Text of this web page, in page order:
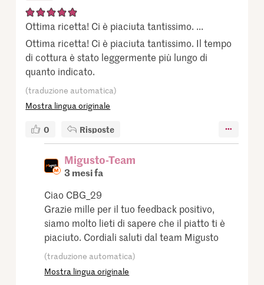
Ottima ricetta! Ci è piaciuta tantissimo. ...
Ottima ricetta! Ci è piaciuta tantissimo. Il tempo
di cottura è stato leggermente più lungo di
quanto indicato.
(traduzione automatica)
Mostra lingua originale
0 Risposte
Migusto-Team
3 mesi fa
Ciao CBG_29
Grazie mille per il tuo feedback positivo,
siamo molto lieti di sapere che il piatto ti è
piaciuto. Cordiali saluti dal team Migusto
(traduzione automatica)
Mostra lingua originale